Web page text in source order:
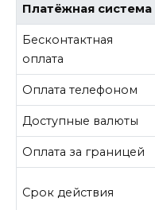
Платёжная система
Бесконтактная
оплата
Оплата телефоном
Доступные валюты
Оплата за границей
Срок действия